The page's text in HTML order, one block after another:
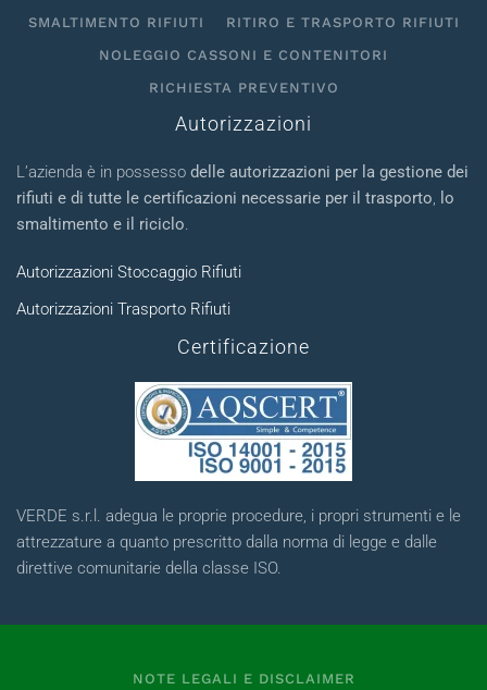
SMALTIMENTO RIFIUTI
RITIRO E TRASPORTO RIFIUTI
NOLEGGIO CASSONI E CONTENITORI
RICHIESTA PREVENTIVO
Autorizzazioni
L’azienda è in possesso delle autorizzazioni per la gestione dei
rifiuti e di tutte le certificazioni necessarie per il trasporto, lo
smaltimento e il riciclo.
Autorizzazioni Stoccaggio Rifiuti
Autorizzazioni Trasporto Rifiuti
Certificazione
VERDE s.r.l. adegua le proprie procedure, i propri strumenti e le
attrezzature a quanto prescritto dalla norma di legge e dalle
direttive comunitarie della classe ISO.
NOTE LEGALI E DISCLAIMER